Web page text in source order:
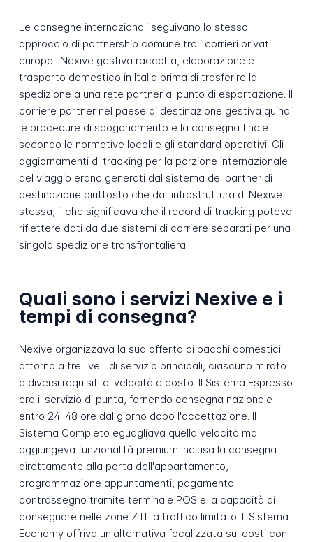
Le consegne internazionali seguivano lo stesso
approccio di partnership comune tra i corrieri privati
europei. Nexive gestiva raccolta, elaborazione e
trasporto domestico in Italia prima di trasferire la
spedizione a una rete partner al punto di esportazione. Il
corriere partner nel paese di destinazione gestiva quindi
le procedure di sdoganamento e la consegna finale
secondo le normative locali e gli standard operativi. Gli
aggiornamenti di tracking per la porzione internazionale
del viaggio erano generati dal sistema del partner di
destinazione piuttosto che dall'infrastruttura di Nexive
stessa, il che significava che il record di tracking poteva
riflettere dati da due sistemi di corriere separati per una
singola spedizione transfrontaliera.
Quali sono i servizi Nexive e i
tempi di consegna?
Nexive organizzava la sua offerta di pacchi domestici
attorno a tre livelli di servizio principali, ciascuno mirato
a diversi requisiti di velocità e costo. Il Sistema Espresso
era il servizio di punta, fornendo consegna nazionale
entro 24-48 ore dal giorno dopo l'accettazione. Il
Sistema Completo eguagliava quella velocità ma
aggiungeva funzionalità premium inclusa la consegna
direttamente alla porta dell'appartamento,
programmazione appuntamenti, pagamento
contrassegno tramite terminale POS e la capacità di
consegnare nelle zone ZTL a traffico limitato. Il Sistema
Economy offriva un'alternativa focalizzata sui costi con